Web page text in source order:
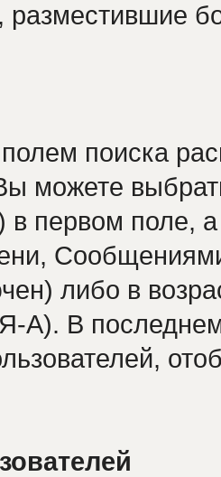
разместившие
поиска
можете
в первом поле,
либо в
В последнем